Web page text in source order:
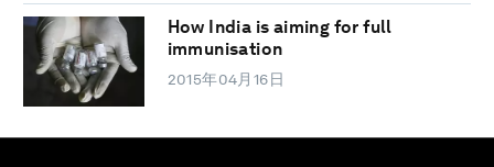
How India is aiming for full
immunisation
2015年04月16日